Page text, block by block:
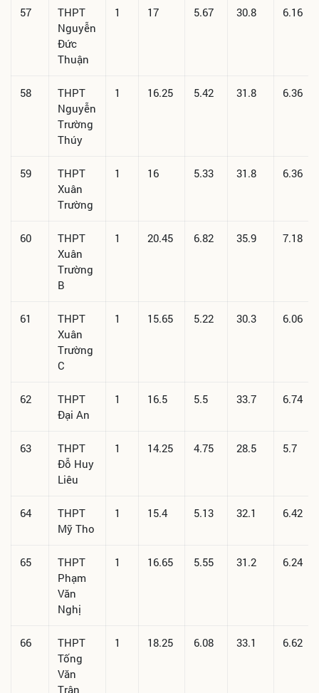
57
THPT
Nguyễn
Đức
Thuận
1 17 5.67 30.8 6.16
58
THPT
Nguyễn
Trường
Thúy
1 16.25 5.42 31.8 6.36
59
THPT
Xuân
Trường
1 16 5.33 31.8 6.36
60
THPT
Xuân
Trường
B
1 20.45 6.82 35.9 7.18
61
THPT
Xuân
Trường
C
1 15.65 5.22 30.3 6.06
62
THPT
Đại An
1 16.5 5.5 33.7 6.74
63
THPT
Đỗ Huy
Liêu
1 14.25 4.75 28.5 5.7
64
THPT
Mỹ Tho
1 15.4 5.13 32.1 6.42
65
THPT
Phạm
Văn
Nghị
1 16.65 5.55 31.2 6.24
66
THPT
Tống
Văn
Trân
1 18.25 6.08 33.1 6.62